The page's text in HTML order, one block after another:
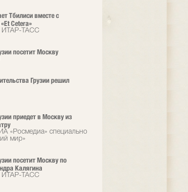
Тбилиси вместе с
Cetera»
ИТАР-ТАСС
посетит Москву
Грузии решил
приедет в Москву из
«Росмедиа» специально
мир»
посетит Москву по
Калягина
ИТАР-ТАСС